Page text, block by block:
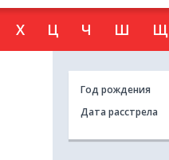
Х Ц Ч Ш Щ
Год рождения
Дата расстрела